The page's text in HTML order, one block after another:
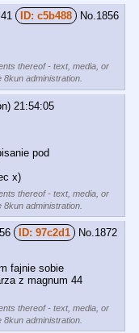
c5b488 No. 1856
thereof - text, media, or
administration.
21:54:05
pod
x)
thereof - text, media, or
administration.
97c2d1 No.1872
fajnie sobie
z magnum 44
thereof - text, media, or
administration.